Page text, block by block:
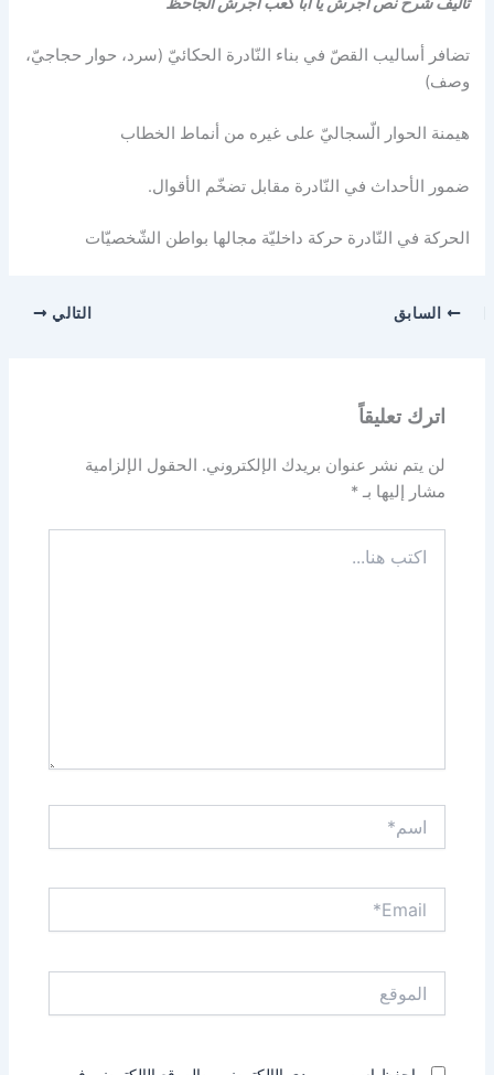
تضافر أساليب القصّ في بناء النّادرة الحكائيّ (سرد، حوار حجاجيّ،
وصف)
هيمنة الحوار الّسجاليّ على غيره من أنماط الخطاب
ضمور الأحداث في النّادرة مقابل تضخّم الأقوال.
الحركة في النّادرة حركة داخليّة مجالها بواطن الشّخصيّات
السابق التالي
اترك تعليقاً
لن يتم نشر عنوان بريدك الإلكتروني. الحقول الإلزامية
مشار إليها بـ*
هنا...